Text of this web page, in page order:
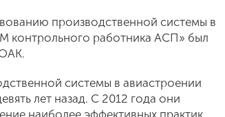
производственной системы в
контрольного работника АСП» был
системы в авиастроении
лет назад. С 2012 года они
наиболее эффективных практик,